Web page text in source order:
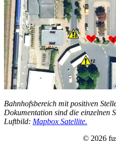
Bahnhofsbereich mit positiven
Dokumentation sind die einzelnen
Luftbild: Mapbox Satellite.
© 2026